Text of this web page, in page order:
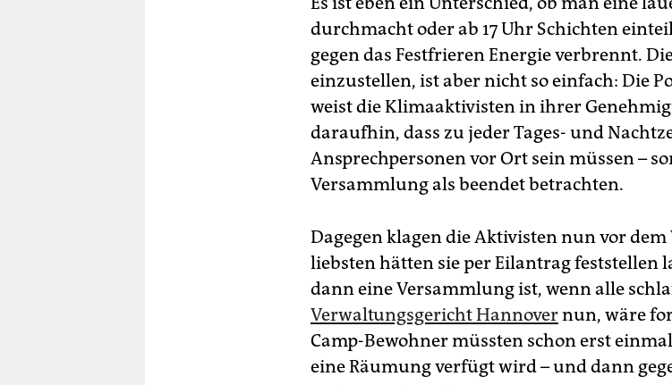
durchmacht oder ab 17 Uhr Schichten
gegen das Festfrieren Energie verbrennt.
einzustellen, ist aber nicht so einfach: Die
weist die Klimaaktivisten in ihrer
daraufhin, dass zu jeder Tages- und
Ansprechpersonen vor Ort sein müssen –
Versammlung als beendet betrachten.
Dagegen klagen die Aktivisten nun vor
liebsten hätten sie per Eilantrag feststellen
dann eine Versammlung ist, wenn alle
Verwaltungsgericht Hannovernun, wäre
Camp-Bewohner müssten schon erst
eine Räumung verfügt wird – und dann